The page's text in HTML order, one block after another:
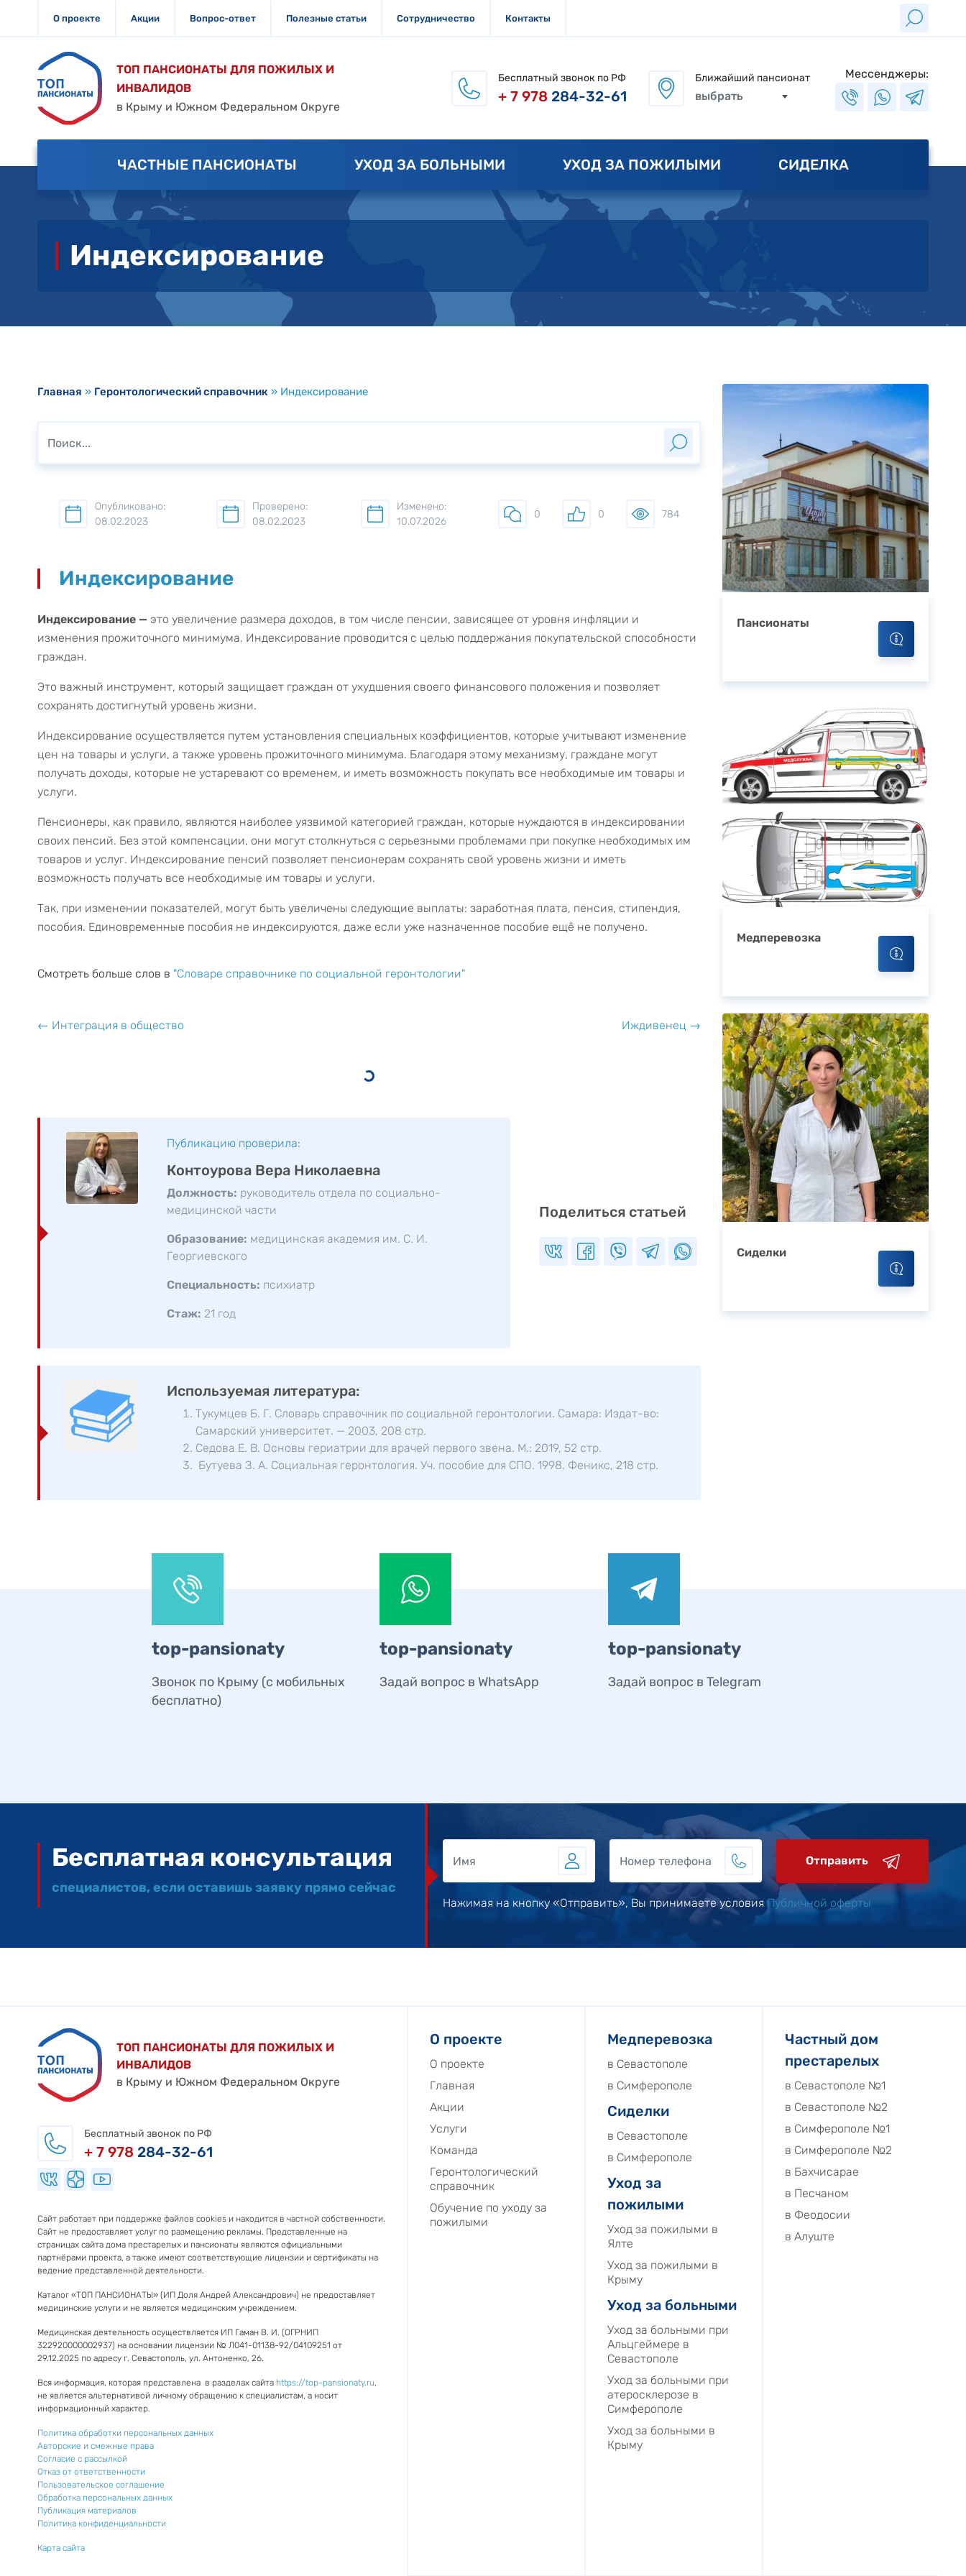
О проекте Акции Вопрос-ответ Полезные статьи Сотрудничество Контакты
ТОП ПАНСИОНАТЫ ДЛЯ ПОЖИЛЫХ И
ИНВАЛИДОВ
в Крыму и Южном Федеральном Округе
Бесплатный звонок по РФ
+ 7 978 284-32-61
Ближайший пансионат
выбрать
Мессенджеры:
ЧАСТНЫЕ ПАНСИОНАТЫ УХОД ЗА БОЛЬНЫМИ УХОД ЗА ПОЖИЛЫМИ СИДЕЛКА
Индексирование
Главная » Геронтологический справочник » Индексирование
Опубликовано:
08.02.2023
Проверено:
08.02.2023
Изменено:
10.07.2026
0 0 784
Индексирование
Индексирование — это увеличение размера доходов, в том числе пенсии, зависящее от уровня инфляции и
изменения прожиточного минимума. Индексирование проводится с целью поддержания покупательской способности
граждан.
Это важный инструмент, который защищает граждан от ухудшения своего финансового положения и позволяет
сохранять достигнутый уровень жизни.
Индексирование осуществляется путем установления специальных коэффициентов, которые учитывают изменение
цен на товары и услуги, а также уровень прожиточного минимума. Благодаря этому механизму, граждане могут
получать доходы, которые не устаревают со временем, и иметь возможность покупать все необходимые им товары и
услуги.
Пенсионеры, как правило, являются наиболее уязвимой категорией граждан, которые нуждаются в индексировании
своих пенсий. Без этой компенсации, они могут столкнуться с серьезными проблемами при покупке необходимых им
товаров и услуг. Индексирование пенсий позволяет пенсионерам сохранять свой уровень жизни и иметь
возможность получать все необходимые им товары и услуги.
Так, при изменении показателей, могут быть увеличены следующие выплаты: заработная плата, пенсия, стипендия,
пособия. Единовременные пособия не индексируются, даже если уже назначенное пособие ещё не получено.
Смотреть больше слов в "Словаре справочнике по социальной геронтологии"
← Интеграция в общество Иждивенец →
Публикацию проверила:
Контоурова Вера Николаевна
Должность: руководитель отдела по социально-
медицинской части
Образование: медицинская академия им. С. И.
Георгиевского
Специальность: психиатр
Стаж: 21 год
Поделиться статьей
Используемая литература:
Тукумцев Б. Г. Словарь справочник по социальной геронтологии. Самара: Издат-во:
Самарский университет. — 2003, 208 стр.
Седова Е. В. Основы гериатрии для врачей первого звена. М.: 2019, 52 стр.
Бутуева З. А. Социальная геронтология. Уч. пособие для СПО. 1998. Феникс, 218 стр.
Пансионаты
Медперевозка
Сиделки
top-pansionaty
Звонок по Крыму (с мобильных
бесплатно)
top-pansionaty
Задай вопрос в WhatsApp
top-pansionaty
Задай вопрос в Telegram
Бесплатная консультация
специалистов, если оставишь заявку прямо сейчас
Отправить
Нажимая на кнопку «Отправить», Вы принимаете условияПубличной оферты
ТОП ПАНСИОНАТЫ ДЛЯ ПОЖИЛЫХ И
ИНВАЛИДОВ
в Крыму и Южном Федеральном Округе
Бесплатный звонок по РФ
+ 7 978 284-32-61
Сайт работает при поддержке файлов cookies и находится в частной собственности.
Сайт не предоставляет услуг по размещению рекламы. Представленные на
страницах сайта дома престарелых и пансионаты являются официальными
партнёрами проекта, а также имеют соответствующие лицензии и сертификаты на
ведение представленной деятельности.
Каталог «ТОП ПАНСИОНАТЫ» (ИП Доля Андрей Александрович) не предоставляет
медицинские услуги и не является медицинским учреждением.
Медицинская деятельность осуществляется ИП Гаман В. И. (ОГРНИП
322920000002937) на основании лицензии № Л041-01138-92/04109251 от
29.12.2025 по адресу г. Севастополь, ул. Антоненко, 26.
Вся информация, которая представлена в разделах сайта https://top-pansionaty.ru,
не является альтернативой личному обращению к специалистам, а носит
информационный характер.
Политика обработки персональных данных
Авторские и смежные права
Согласие с рассылкой
Отказ от ответственности
Пользовательское соглашение
Обработка персональных данных
Публикация материалов
Политика конфиденциальности
Карта сайта
О проекте
О проекте
Главная
Акции
Услуги
Команда
Геронтологический
справочник
Обучение по уходу за
пожилыми
Медперевозка
в Севастополе
в Симферополе
Сиделки
в Севастополе
в Симферополе
Уход за
пожилыми
Уход за пожилыми в
Ялте
Уход за пожилыми в
Крыму
Уход за больными
Уход за больными при
Альцгеймере в
Севастополе
Уход за больными при
атеросклерозе в
Симферополе
Уход за больными в
Крыму
Частный дом
престарелых
в Севастополе №1
в Севастополе №2
в Симферополе №1
в Симферополе №2
в Бахчисарае
в Песчаном
в Феодосии
в Алуште